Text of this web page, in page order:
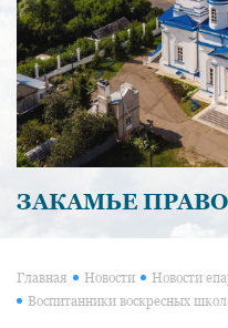
ЗАКАМЬЕ
Главная Новости Новости